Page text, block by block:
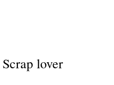
Scrap lover